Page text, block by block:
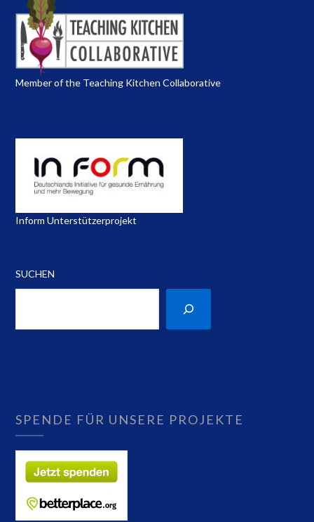
Member of the Teaching Kitchen Collaborative
Inform Unterstützerprojekt
SUCHEN
SPENDE FÜR UNSERE PROJEKTE